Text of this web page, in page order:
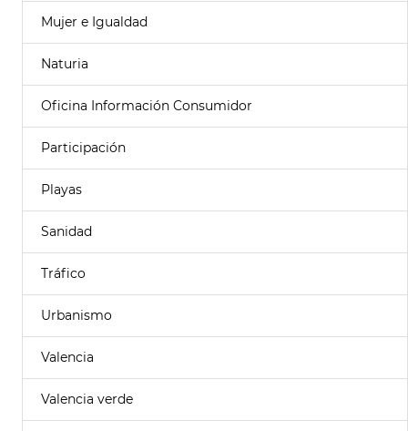
Mujer e Igualdad
Naturia
Oficina Información Consumidor
Participación
Playas
Sanidad
Tráfico
Urbanismo
Valencia
Valencia verde